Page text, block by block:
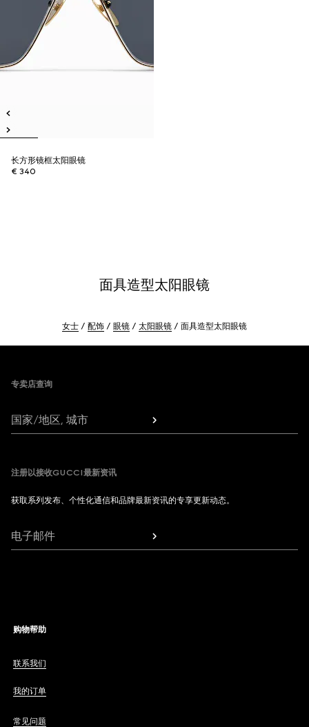
长方形镜框太阳眼镜
€ 340
面具造型太阳眼镜
女士 配饰 眼镜 太阳眼镜 面具造型太阳眼镜
专卖店查询
国家/地区, 城市
注册以接收GUCCI最新资讯
获取系列发布、个性化通信和品牌最新资讯的专享更新动态。
电子邮件
购物帮助
联系我们
我的订单
常见问题